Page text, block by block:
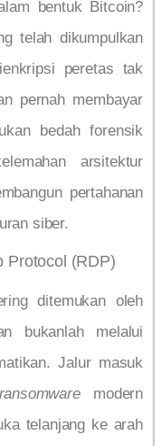
bentuk Bitcoin?
telah dikumpulkan
peretas tak
pernah membayar
bedah forensik
arsitektur
pertahanan
siber.
Protocol (RDP)
ditemukan oleh
bukanlah melalui
Jalur masuk
ransomwaremodern
telanjang ke arah